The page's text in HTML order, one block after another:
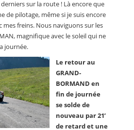
sur la route ! Là encore que
de pilotage, même si je suis encore
mes freins. Nous naviguons sur les
magnifique avec le soleil qui ne
journée.
Le retour au
GRAND-
BORMAND en
fin de journée
se solde de
nouveau par 21’
de retard et une